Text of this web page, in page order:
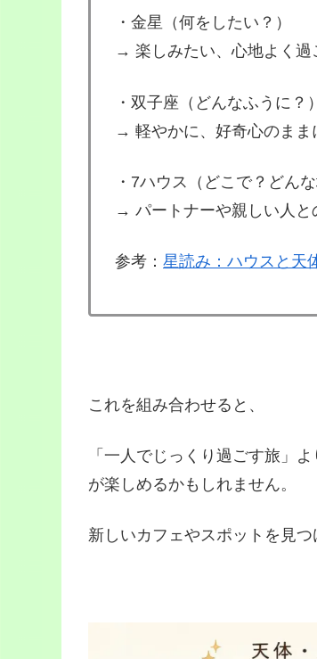
・金星（何をしたい？）
→ 楽しみたい、心地よく過
・双子座（どんなふうに？）
→ 軽やかに、好奇心のまま
・7ハウス（どこで？どんな
→ パートナーや親しい人と
参考： 星読み：ハウスと天
これを組み合わせると、
「一人でじっくり過ごす旅」
が楽しめるかもしれません。
新しいカフェやスポットを見